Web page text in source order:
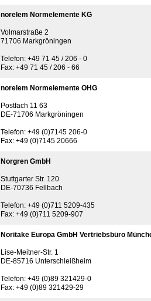
norelem Normelemente KG
Volmarstraße 2
71706 Markgröningen
Telefon: +49 71 45 / 206 - 0
Fax: +49 71 45 / 206 - 66
norelem Normelemente OHG
Postfach 11 63
DE-71706 Markgröningen
Telefon: +49 (0)7145 206-0
Fax: +49 (0)7145 20666
Norgren GmbH
Stuttgarter Str. 120
DE-70736 Fellbach
Telefon: +49 (0)711 5209-435
Fax: +49 (0)711 5209-907
Noritake Europa GmbH Vertriebsbüro
Lise-Meitner-Str. 1
DE-85716 Unterschleißheim
Telefon: +49 (0)89 321429-0
Fax: +49 (0)89 321429-29